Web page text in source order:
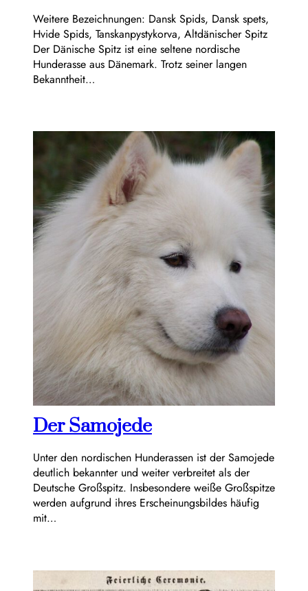
Weitere Bezeichnungen: Dansk Spids, Dansk spets,
Hvide Spids, Tanskanpystykorva, Altdänischer Spitz
Der Dänische Spitz ist eine seltene nordische
Hunderasse aus Dänemark. Trotz seiner langen
Bekanntheit…
Der Samojede
Unter den nordischen Hunderassen ist der Samojede
deutlich bekannter und weiter verbreitet als der
Deutsche Großspitz. Insbesondere weiße Großspitze
werden aufgrund ihres Erscheinungsbildes häufig
mit…